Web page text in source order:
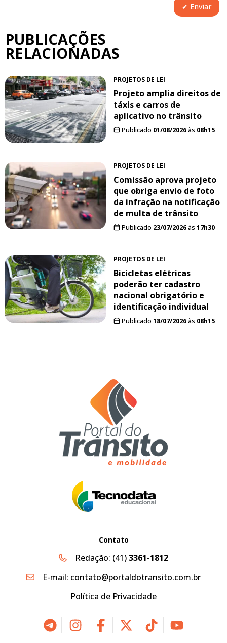
PUBLICAÇÕES
RELACIONADAS
PROJETOS DE LEI
Projeto amplia direitos de
táxis e carros de
aplicativo no trânsito
Publicado 01/08/2026às 08h15
PROJETOS DE LEI
Comissão aprova projeto
que obriga envio de foto
da infração na notificação
de multa de trânsito
Publicado 23/07/2026às 17h30
PROJETOS DE LEI
Bicicletas elétricas
poderão ter cadastro
nacional obrigatório e
identificação individual
Publicado 18/07/2026às 08h15
Contato
Redação: (41)3361-1812
E-mail: contato@portaldotransito.com.br
Política de Privacidade